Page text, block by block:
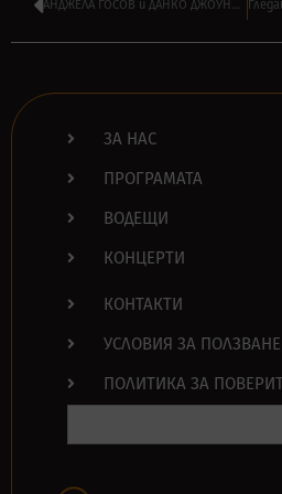
АНДЖЕЛА ГОСОВ и ДАНКО ДЖОУНС в новото видео на ANNIHILATOR
ЗА НАС
ПРОГРАМАТА
ВОДЕЩИ
КОНЦЕРТИ
КОНТАКТИ
УСЛОВИЯ ЗА ПОЛЗВАНЕ
ПОЛИТИКА ЗА
Search